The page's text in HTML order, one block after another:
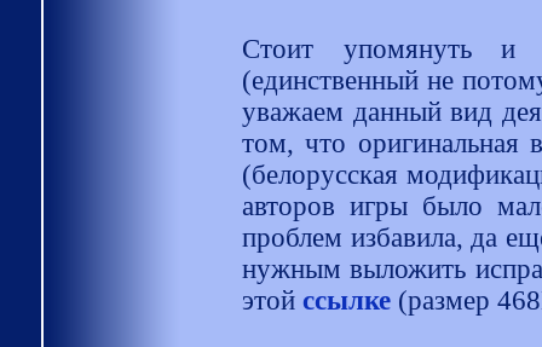
Стоит упомянуть и
(единственный не
уважаем данный вид
том, что
(белорусская
авторов игры было
проблем избавила, да
нужным выложить
этой ссылке (размер